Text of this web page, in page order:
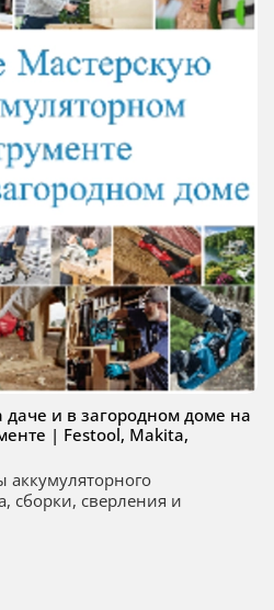
даче и в загородном доме на
| Festool, Makita,
сборки, сверления и